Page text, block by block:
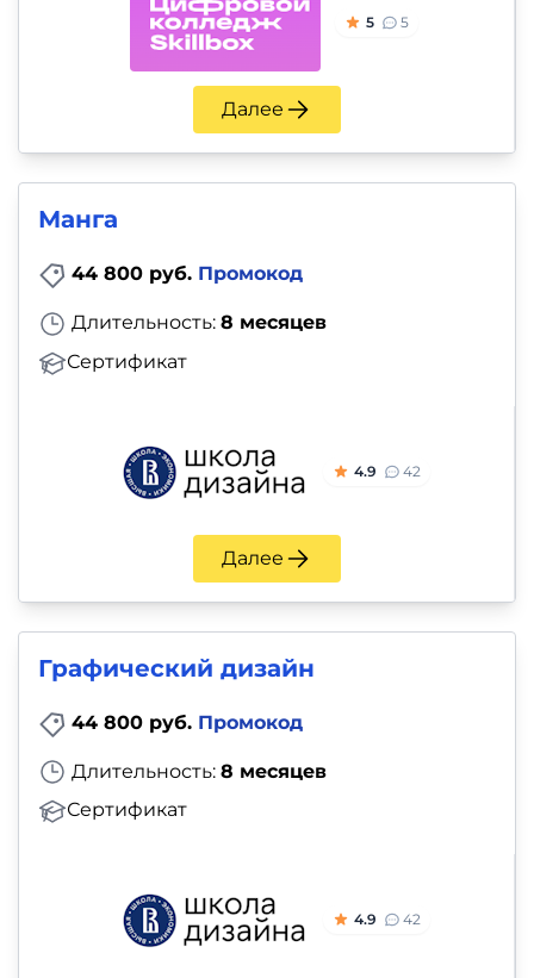
5 5
Далее
Манга
44 800 руб. Промокод
Длительность: 8 месяцев
Сертификат
4.9 42
Далее
Графический дизайн
44 800 руб. Промокод
Длительность: 8 месяцев
Сертификат
4.9 42